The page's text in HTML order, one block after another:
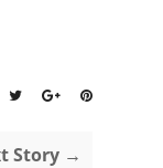
Story →